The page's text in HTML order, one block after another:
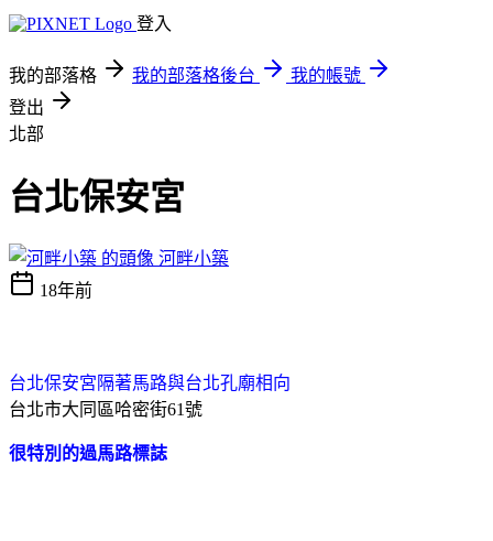
登入
我的部落格 我的部落格後台
我的帳號
登出
北部
台北保安宮
河畔小築
18年前
台北保安宮隔著馬路與台北孔廟相向
台北市大同區哈密街61號
很特別的過馬路標誌